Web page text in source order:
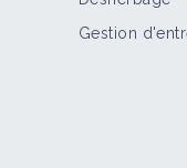
Retour
Système
Gestion